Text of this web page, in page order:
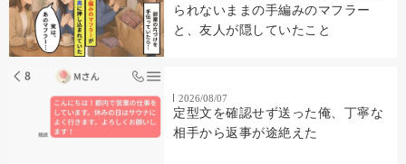
られないままの手編みのマフラー
と、友人が隠していたこと
2026/08/07
定型文を確認せず送った俺、丁寧な
相手から返事が途絶えた